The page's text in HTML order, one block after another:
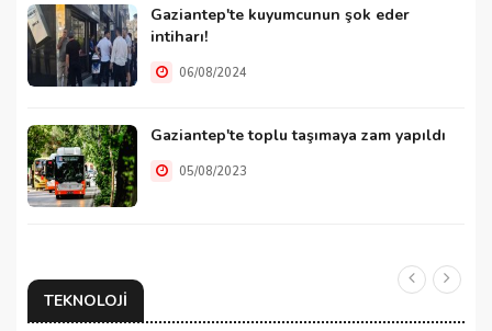
Gaziantep'te kuyumcunun şok eder
intiharı!
06/08/2024
Gaziantep'te toplu taşımaya zam yapıldı
05/08/2023
TEKNOLOJI